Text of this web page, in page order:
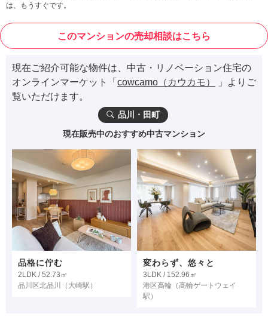
は、もうすぐです。
このマンションの売却相談はこちら
現在ご紹介可能な物件は、中古・リノベーション住宅の
オンラインマーケット「 cowcamo（カウカモ）
」よりご
覧いただけます。
品川・田町
現在販売中のおすすめ中古マンション
品格に佇む
2LDK / 52.73㎡
品川区北品川
（大崎駅）
変わらず、悠々と
3LDK / 152.96㎡
港区高輪 （高輪ゲートウェイ
駅）